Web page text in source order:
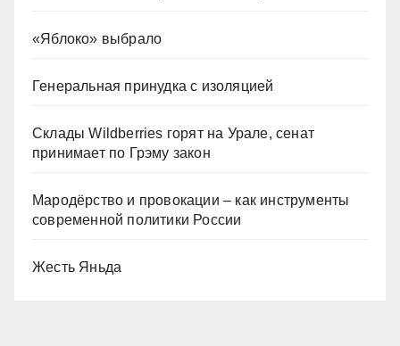
«Яблоко» выбрало
Генеральная принудка с изоляцией
Склады Wildberries горят на Урале, сенат
принимает по Грэму закон
Мародёрство и провокации – как инструменты
современной политики России
Жесть Яньда